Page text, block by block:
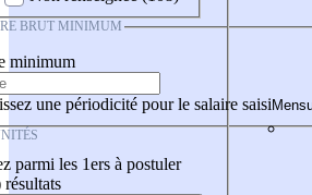
BRUT MINIMUM
minimum
une périodicité pour le salaire saisi
parmi les 1ers à postuler
résultats